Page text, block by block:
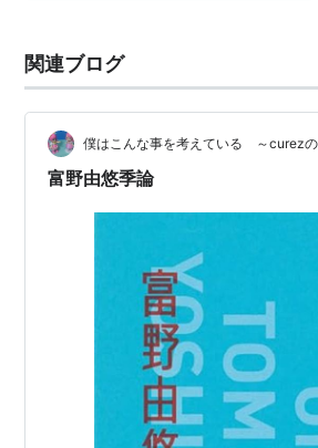
関連ブログ
僕はこんな事を考えている ～curezの
富野由悠季論